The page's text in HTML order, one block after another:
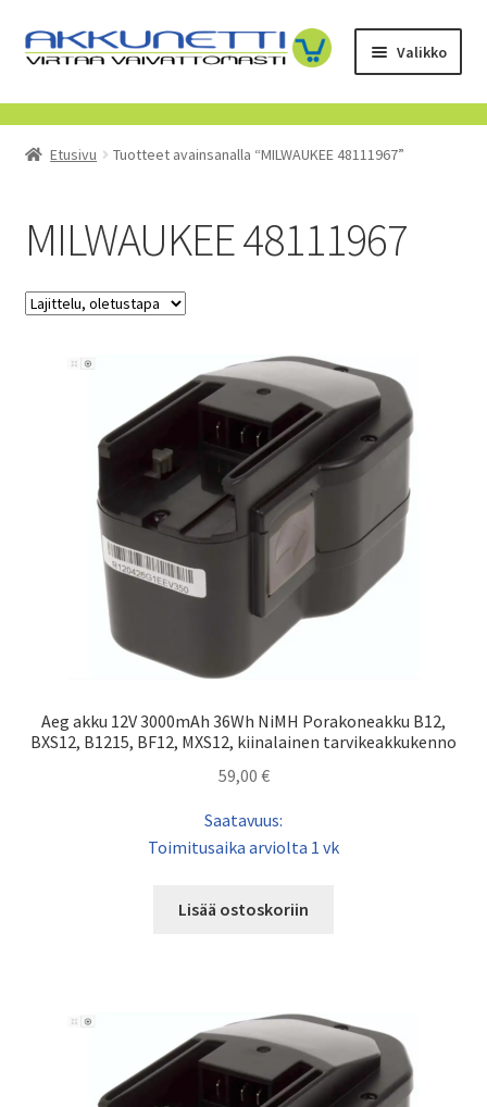
Siirry
navigointiin
Siirry
sisältöön
Valikko
Kauppa
Tietoa meistä
Etusivu Tuotteet avainsanalla “MILWAUKEE 48111967”
MILWAUKEE 48111967
Aeg akku 12V 3000mAh 36Wh NiMH Porakoneakku B12,
BXS12, B1215, BF12, MXS12, kiinalainen tarvikeakkukenno
59,00 €
Saatavuus:
Toimitusaika arviolta 1 vk
Lisää ostoskoriin